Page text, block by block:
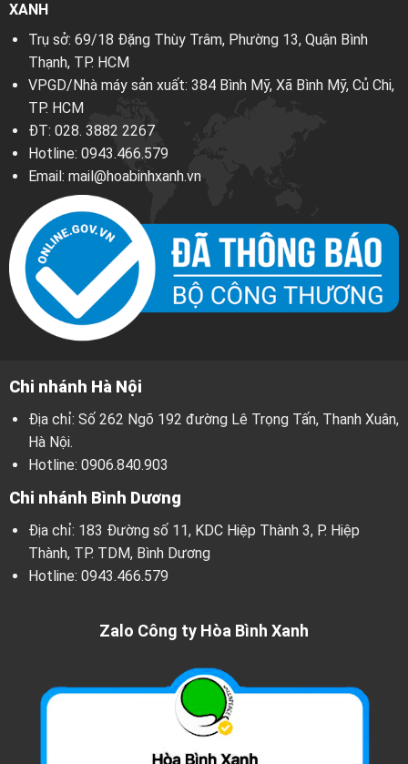
XANH
Trụ sở: 69/18 Đặng Thùy Trâm, Phường 13, Quận Bình
Thạnh, TP. HCM
VPGD/Nhà máy sản xuất: 384 Bình Mỹ, Xã Bình Mỹ, Củ Chi,
TP. HCM
ĐT: 028. 3882 2267
Hotline: 0943.466.579
Email: mail@hoabinhxanh.vn
Chi nhánh Hà Nội
Địa chỉ: Số 262 Ngõ 192 đường Lê Trọng Tấn, Thanh Xuân,
Hà Nội.
Hotline: 0906.840.903
Chi nhánh Bình Dương
Địa chỉ: 183 Đường số 11, KDC Hiệp Thành 3, P. Hiệp
Thành, TP. TDM, Bình Dương
Hotline: 0943.466.579
Zalo Công ty Hòa Bình Xanh